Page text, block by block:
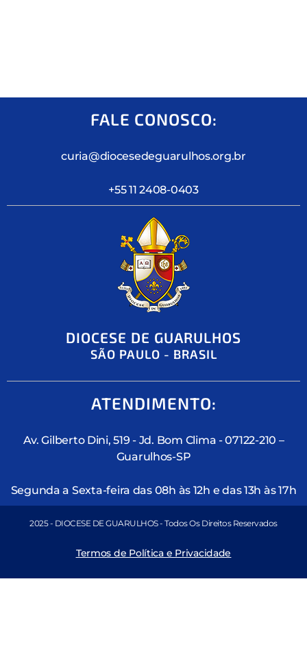
FALE CONOSCO:
curia@diocesedeguarulhos.org.br
+55 11 2408-0403
DIOCESE DE GUARULHOS
SÃO PAULO - BRASIL
ATENDIMENTO:
Av. Gilberto Dini, 519 - Jd. Bom Clima - 07122-210 –
Guarulhos-SP
Segunda a Sexta-feira das 08h às 12h e das 13h às 17h
2025 - DIOCESE DE GUARULHOS - Todos Os Direitos Reservados
Termos de Política e Privacidade